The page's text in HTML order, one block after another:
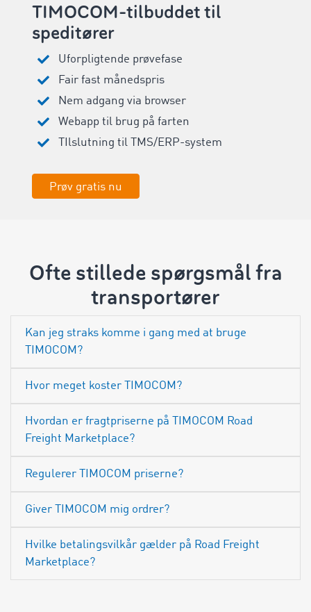
TIMOCOM-tilbuddet til
speditører
Uforpligtende prøvefase
Fair fast månedspris
Nem adgang via browser
Webapp til brug på farten
TIlslutning til TMS/ERP-system
Prøv gratis nu
Ofte stillede spørgsmål fra
transportører
Kan jeg straks komme i gang med at bruge
TIMOCOM?
Hvor meget koster TIMOCOM?
Hvordan er fragtpriserne på TIMOCOM Road
Freight Marketplace?
Regulerer TIMOCOM priserne?
Giver TIMOCOM mig ordrer?
Hvilke betalingsvilkår gælder på Road Freight
Marketplace?